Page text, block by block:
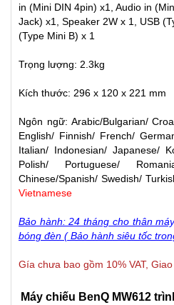
in (Mini DIN 4pin) x1, Audio in
Jack) x1, Speaker 2W x 1, USB
(Type Mini B) x 1
Trọng lượng: 2.3kg
Kích thước: 296 x 120 x 221 mm
Ngôn ngữ: Arabic/Bulgarian/
English/ Finnish/ French/
Italian/ Indonesian/ Japanese/
Polish/ Portuguese/
Chinese/Spanish/ Swedish/
Vietnamese
Bảo hành: 24 tháng cho thân
bóng đèn ( Bảo hành siêu tốc
Gía chưa bao gồm 10% VAT,
Máy chiếu BenQ MW612